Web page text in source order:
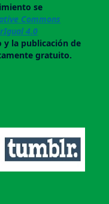
se
Commons
4.0
la publicación de
gratuito.